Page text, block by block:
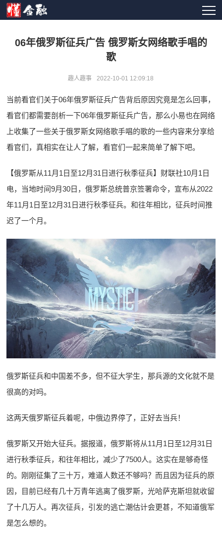
06年俄罗斯征兵广告 俄罗斯女网络歌手唱的
歌
趣人趣事 2022-10-01 12:09:18
当前看官们关于06年俄罗斯征兵广告背后原因究竟是怎么回事，
看官们都需要剖析一下06年俄罗斯征兵广告，那么小易也在网络
上收集了一些关于俄罗斯女网络歌手唱的歌的一些内容来分享给
看官们，真相实在让人了解，看官们一起来简单了解下吧。
【俄罗斯从11月1日至12月31日进行秋季征兵】财联社10月1日
电，当地时间9月30日，俄罗斯总统普京签署命令，宣布从2022
年11月1日至12月31日进行秋季征兵。和往年相比，征兵时间推
迟了一个月。
俄罗斯征兵和中国差不多，但不征大学生，那兵源的文化就不是
很高的对吗。
这两天俄罗斯征兵着呢，中俄边界停了，正好去当兵！
俄罗斯又开始大征兵。据报道，俄罗斯将从11月1日至12月31日
进行秋季征兵，和往年相比，减少了7500人。这实在是够奇怪
的。刚刚征集了三十万，难道人数还不够吗？而且因为征兵的原
因，目前已经有几十万青年逃离了俄罗斯，光哈萨克斯坦就收留
了十几万人。再次征兵，引发的逃亡潮估计会更甚，不知道俄军
是怎么想的。